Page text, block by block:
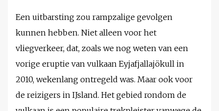
Een uitbarsting zou rampzalige gevolgen
kunnen hebben. Niet alleen voor het
vliegverkeer, dat, zoals we nog weten van een
vorige eruptie van vulkaan Eyjafjallajökull in
2010, wekenlang ontregeld was. Maar ook voor
de reizigers in IJsland. Het gebied rondom de